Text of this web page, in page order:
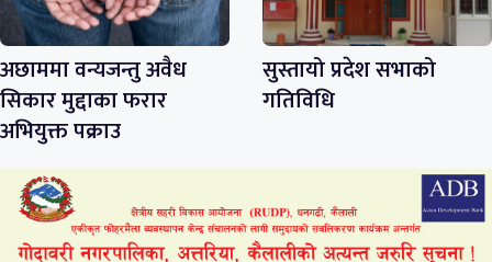
अछाममा वन्यजन्तु अवैध
सिकार मुद्दाका फरार
अभियुक्त पक्राउ
सुस्तायो प्रदेश सभाको
गतिविधि